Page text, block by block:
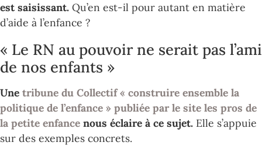
est saisissant. Qu’en est-il pour autant en matière
d’aide à l’enfance ?
« Le RN au pouvoir ne serait pas l’ami
de nos enfants »
Une tribune du Collectif « construire ensemble la
politique de l’enfance » publiée par le site les pros de
la petite enfance nous éclaire à ce sujet. Elle s’appuie
sur des exemples concrets.